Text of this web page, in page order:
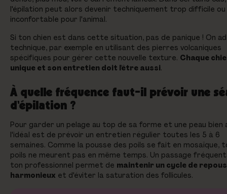
l'épilation peut alors devenir techniquement trop difficile ou
inconfortable pour l'animal.
Si ton chien est dans cette situation, pas de panique ! On
technique, par exemple en utilisant des pierres volcaniques
spécifiques pour gérer cette nouvelle texture. Chaque
unique et son entretien doit l'être aussi.
À quelle fréquence faut-il prévoir une
d'épilation ?
Pour garder un pelage au top de sa forme et une peau bien
l'idéal est de prévoir un entretien régulier toutes les 5 à 6
semaines. Comme la pousse des poils se fait en mosaïque,
poils ne meurent pas en même temps. Un passage
ton professionnel permet de maintenir un cycle de
harmonieux et d'éviter la saturation des follicules.